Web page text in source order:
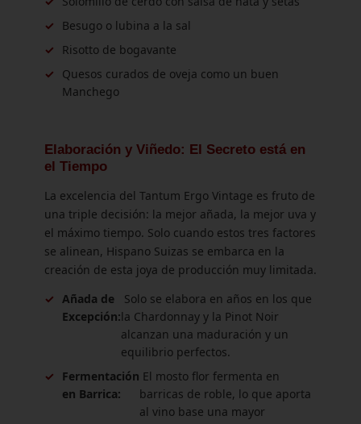
✓
Besugo o lubina a la sal
✓
Risotto de bogavante
✓
Quesos curados de oveja como un buen
Manchego
Elaboración y Viñedo: El Secreto está en
el Tiempo
La excelencia del Tantum Ergo Vintage es fruto de
una triple decisión: la mejor añada, la mejor uva y
el máximo tiempo. Solo cuando estos tres factores
se alinean, Hispano Suizas se embarca en la
creación de esta joya de producción muy limitada.
✓
Añada de
Excepción:
Solo se elabora en años en los que
la Chardonnay y la Pinot Noir
alcanzan una maduración y un
equilibrio perfectos.
✓
Fermentación
en Barrica:
El mosto flor fermenta en
barricas de roble, lo que aporta
al vino base una mayor